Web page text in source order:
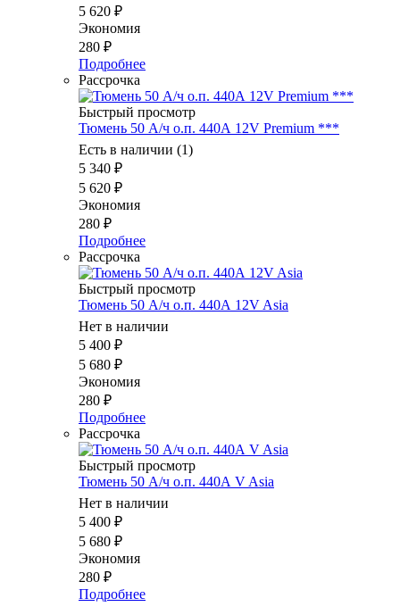
5 620 ₽
Экономия
280 ₽
Подробнее
Рассрочка
Быстрый просмотр
Тюмень 50 А/ч о.п. 440А 12V Premium ***
Есть в наличии (1)
5 340 ₽
5 620 ₽
Экономия
280 ₽
Подробнее
Рассрочка
Быстрый просмотр
Тюмень 50 А/ч о.п. 440А 12V Asia
Нет в наличии
5 400 ₽
5 680 ₽
Экономия
280 ₽
Подробнее
Рассрочка
Быстрый просмотр
Тюмень 50 А/ч о.п. 440А V Asia
Нет в наличии
5 400 ₽
5 680 ₽
Экономия
280 ₽
Подробнее